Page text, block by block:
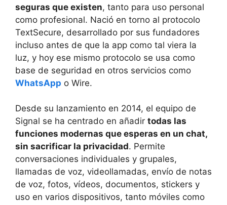
seguras que existen, tanto para uso personal
como profesional. Nació en torno al protocolo
TextSecure, desarrollado por sus fundadores
incluso antes de que la app como tal viera la
luz, y hoy ese mismo protocolo se usa como
base de seguridad en otros servicios como
WhatsApp o Wire.
Desde su lanzamiento en 2014, el equipo de
Signal se ha centrado en añadir todas las
funciones modernas que esperas en un chat,
sin sacrificar la privacidad. Permite
conversaciones individuales y grupales,
llamadas de voz, videollamadas, envío de notas
de voz, fotos, vídeos, documentos, stickers y
uso en varios dispositivos, tanto móviles como